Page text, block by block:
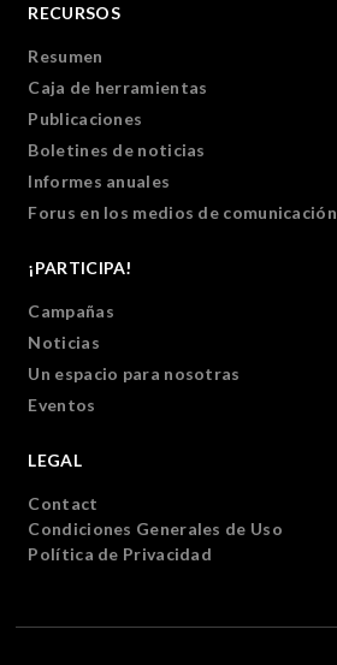
RECURSOS
Resumen
Caja de herramientas
Publicaciones
Boletines de noticias
Informes anuales
Forus en los medios de comunicación
¡PARTICIPA!
Campañas
Noticias
Un espacio para nosotras
Eventos
LEGAL
Contact
Condiciones Generales de Uso
Política de Privacidad